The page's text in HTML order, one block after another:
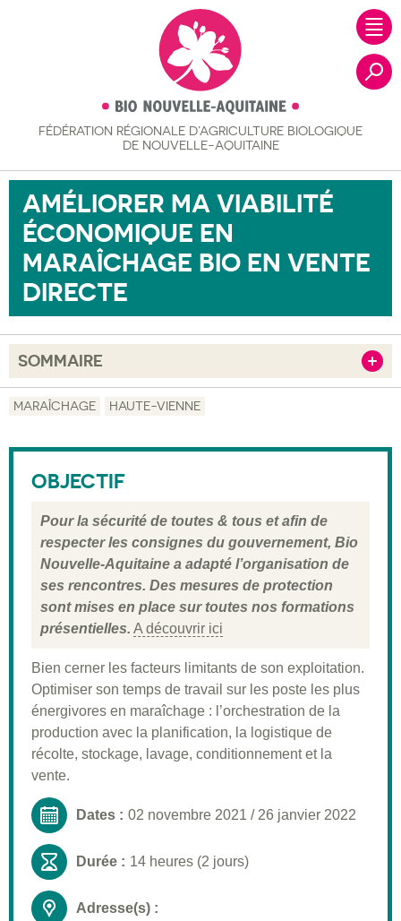
FÉDÉRATION RÉGIONALE D’AGRICULTURE BIOLOGIQUE
DE NOUVELLE-AQUITAINE
AMÉLIORER MA VIABILITÉ
ÉCONOMIQUE EN
MARAÎCHAGE BIO EN VENTE
DIRECTE
SOMMAIRE
Objectif
Validation
Moyens pédagogiques
Informations pratiques
MARAÎCHAGE HAUTE-VIENNE
OBJECTIF
Pour la sécurité de toutes & tous et afin de
respecter les consignes du gouvernement, Bio
Nouvelle-Aquitaine a adapté l’organisation de
ses rencontres. Des mesures de protection
sont mises en place sur toutes nos formations
présentielles. A découvrir ici
Bien cerner les facteurs limitants de son exploitation.
Optimiser son temps de travail sur les poste les plus
énergivores en maraîchage : l’orchestration de la
production avec la planification, la logistique de
récolte, stockage, lavage, conditionnement et la
vente.
Dates : 02 novembre 2021 / 26 janvier 2022
Durée : 14 heures (2 jours)
Adresse(s) :